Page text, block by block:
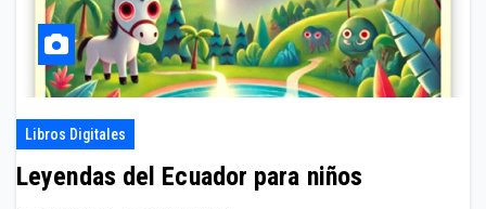
Libros Digitales
Leyendas del Ecuador para niños